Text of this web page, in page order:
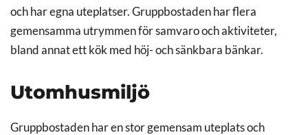
och har egna uteplatser. Gruppbostaden har flera
gemensamma utrymmen för samvaro och aktiviteter,
bland annat ett kök med höj- och sänkbara bänkar.
Utomhusmiljö
Gruppbostaden har en stor gemensam uteplats och